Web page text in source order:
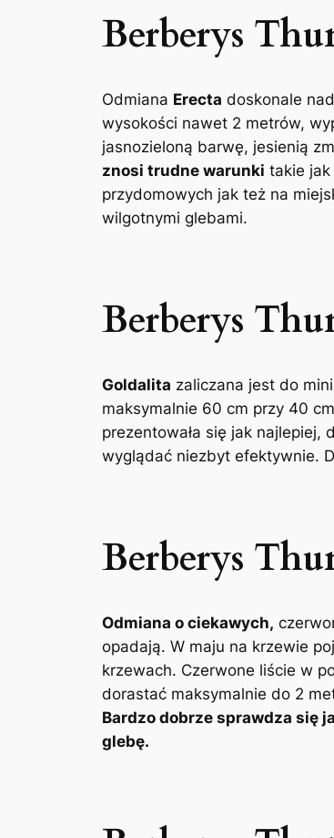
Berberys
Odmiana Erecta doskonale
wysokości nawet 2 metrów,
jasnozieloną barwę, jesienią
znosi trudne warunki takie
przydomowych jak też na
wilgotnymi glebami.
Berberys
Goldalita zaliczana jest do
maksymalnie 60 cm przy 40
prezentowała się jak najlepiej,
wyglądać niezbyt efektywnie.
Berberys
Odmiana o ciekawych,
opadają. W maju na krzewie
krzewach. Czerwone liście w
dorastać maksymalnie do 2
Bardzo dobrze sprawdza się
glebę.